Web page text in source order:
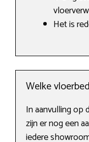
Het is
Welke
In aanvulling op
zijn er nog een
iedere